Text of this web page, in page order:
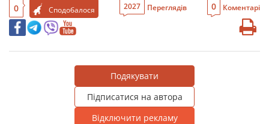
0 Сподобалося 2027 Переглядів 0 Коментарі
Подякувати
Підписатися на автора
Відключити рекламу